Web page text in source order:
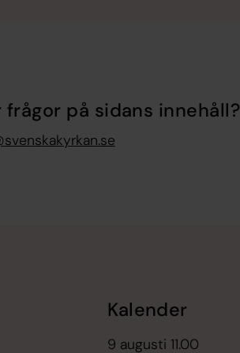
på sidans innehåll?
Kalender
9 augusti 11.00